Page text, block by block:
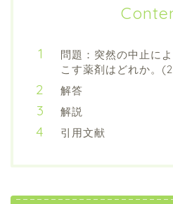
問題：突然の中止に
こす薬剤はどれか。
解答
解説
引用文献